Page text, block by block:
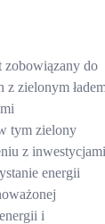
zobowiązany do
zielonym
tym zielony
z inwestycjami
energii
i